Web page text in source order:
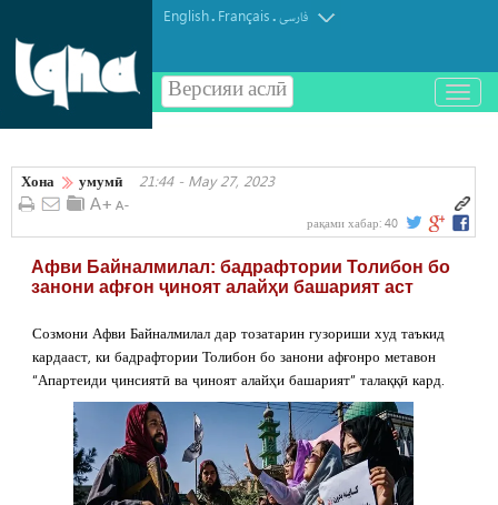
English. Français.فارسی
Версияи аслӣ
باز
و
کردن
Хона умумӣ 21:44 - May 27, 2023
рақами хабар: 40
Афви Байналмилал: бадрафтории Толибон бо
занони афғон ҷиноят алайҳи башарият аст
Созмони Афви Байналмилал дар тозатарин гузориши худ таъкид
кардааст, ки бадрафтории Толибон бо занони афғонро метавон
“Апартеиди ҷинсиятӣ ва ҷиноят алайҳи башарият” талаққӣ кард.